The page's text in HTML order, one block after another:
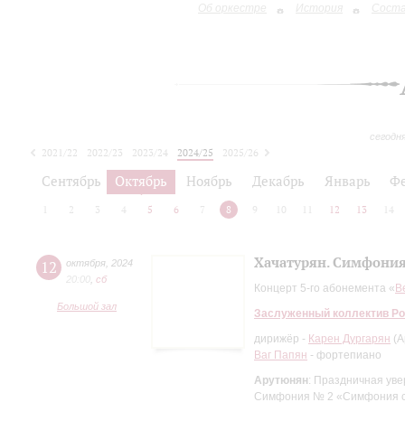
Об оркестре История
2021/22 2022/23 2023/24 2024/25
2025/26
Сентябрь Октябрь Ноябрь Декабрь Январь
2 3 4 5 6 7 8 9 10 12 13 14
12 октября 2024
20:00 сб
Большой зал
Хачатурян.
Концерт 5-го абонемента «
Заслуженный коллектив
дирижёр - Карен Дургарян
Ваг Папян - фортепиано
Арутюнян: Праздничная
Симфония № 2 «Симфония с